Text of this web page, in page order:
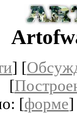
] [
[
[форме